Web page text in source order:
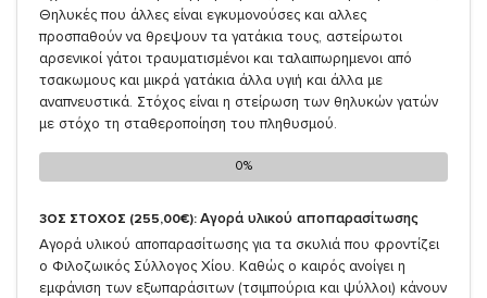
Θηλυκές που άλλες είναι εγκυμονούσες και αλλες
προσπαθούν να θρεψουν τα γατάκια τους, αστείρωτοι
αρσενικοί γάτοι τραυματισμένοι και ταλαιπωρημενοι από
τσακωμους και μικρά γατάκια άλλα υγιή και άλλα με
αναπνευστικά. Στόχος είναι η στείρωση των θηλυκών γατών
με στόχο τη σταθεροποίηση του πληθυσμού.
0%
0%
3ΟΣ ΣΤΟΧΟΣ (255,00€): Αγορά υλικού αποπαρασίτωσης
Αγορά υλικού αποπαρασίτωσης για τα σκυλιά που φροντίζει
ο Φιλοζωικός Σύλλογος Χίου. Καθώς ο καιρός ανοίγει η
εμφάνιση των εξωπαράσιτων (τσιμπούρια και ψύλλοι) κάνουν